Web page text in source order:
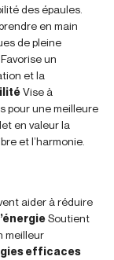
des épaules.
en main
de pleine
Favorise un
et la
Vise à
pour une meilleure
en valeur la
et l’harmonie.
aider à réduire
Soutient
meilleur
efficaces